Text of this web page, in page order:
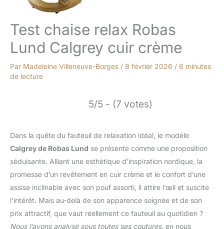
Test chaise relax Robas
Lund Calgrey cuir crème
Par Madeleine Villeneuve-Borges / 8 février 2026 / 6 minutes
de lecture
5/5 - (7 votes)
Dans la quête du fauteuil de relaxation idéal, le modèle
Calgrey de Robas Lund se présente comme une proposition
séduisante. Alliant une esthétique d’inspiration nordique, la
promesse d’un revêtement en cuir crème et le confort d’une
assise inclinable avec son pouf assorti, il attire l’œil et suscite
l’intérêt. Mais au-delà de son apparence soignée et de son
prix attractif, que vaut réellement ce fauteuil au quotidien ?
Nous l’avons analysé sous toutes ses coutures, en nous